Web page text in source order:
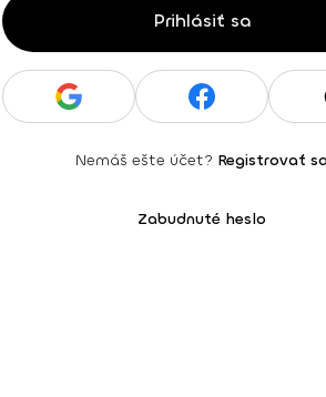
Prihlásiť sa
Nemáš ešte účet? Registrovať
Zabudnuté heslo